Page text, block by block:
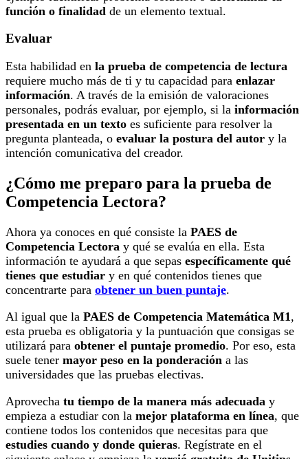
función o finalidad de un elemento textual.
Evaluar
Esta habilidad en la prueba de competencia de lectura
requiere mucho más de ti y tu capacidad para enlazar
información. A través de la emisión de valoraciones
personales, podrás evaluar, por ejemplo, si la información
presentada en un texto es suficiente para resolver la
pregunta planteada, o evaluar la postura del autor y la
intención comunicativa del creador.
¿Cómo me preparo para la prueba de
Competencia Lectora?
Ahora ya conoces en qué consiste la PAES de
Competencia Lectora y qué se evalúa en ella. Esta
información te ayudará a que sepas específicamente qué
tienes que estudiar y en qué contenidos tienes que
concentrarte para obtener un buen puntaje.
Al igual que la PAES de Competencia Matemática M1 ,
esta prueba es obligatoria y la puntuación que consigas se
utilizará para obtener el puntaje promedio. Por eso, esta
suele tener mayor peso en la ponderación a las
universidades que las pruebas electivas.
Aprovecha tu tiempo de la manera más adecuada y
empieza a estudiar con la mejor plataforma en línea, que
contiene todos los contenidos que necesitas para que
estudies cuando y donde quieras. Regístrate en el